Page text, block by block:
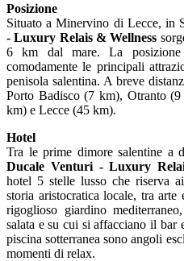
Posizione
Situato a Minervino di Lecce, in
-Luxury Relais & Wellness
6 km dal mare. La posizione
comodamente le principali
penisola salentina. A breve
Porto Badisco (7 km), Otranto
km) e Lecce (45 km).
Hotel
Tra le prime dimore salentine a
Ducale Venturi - Luxury
hotel 5 stelle lusso che riserva
storia aristocratica locale, tra
rigoglioso giardino
salata e su cui si affacciano il bar
piscina sotterranea sono angoli
momenti di relax.